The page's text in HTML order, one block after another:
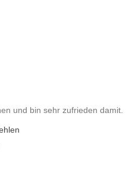
und bin sehr zufrieden damit.